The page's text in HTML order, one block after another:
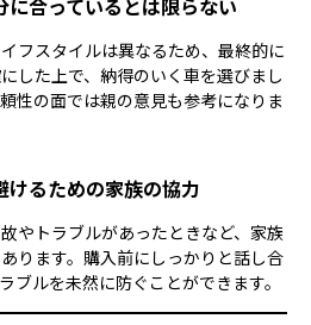
フスタイルは異なるため、最終的に
した上で、納得のいく車を選びまし
性の面では親の意見も参考になりま
けるための家族の協力
やトラブルがあったときなど、家族
ります。購入前にしっかりと話し合
ブルを未然に防ぐことができます。